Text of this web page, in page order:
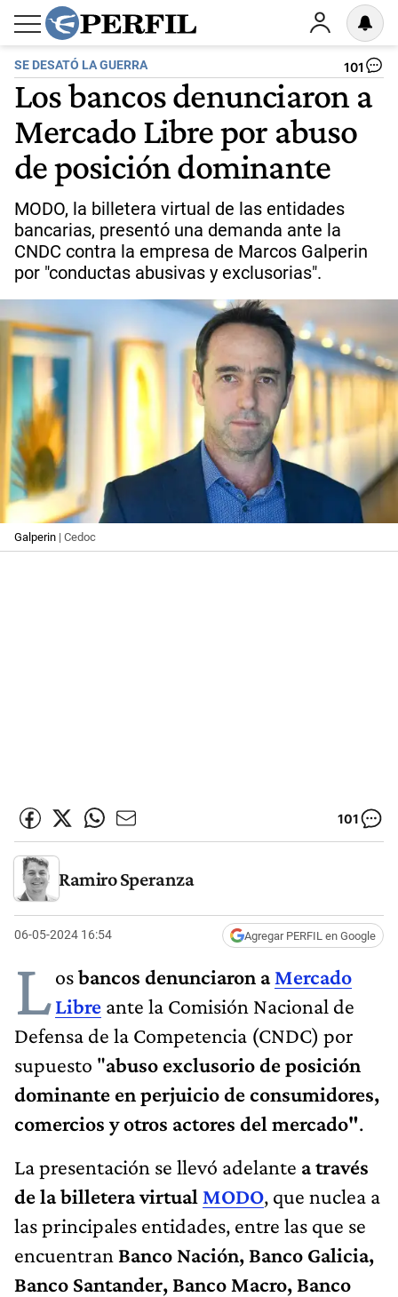
SE DESATÓ LA GUERRA 101
Los bancos denunciaron a
Mercado Libre por abuso
de posición dominante
MODO, la billetera virtual de las entidades
bancarias, presentó una demanda ante la
CNDC contra la empresa de Marcos Galperin
por "conductas abusivas y exclusorias".
Galperin | Cedoc
101
Ramiro Speranza
06-05-2024 16:54 Agregar PERFIL en Google
Losbancos denunciaron aMercado
Libre ante la Comisión Nacional de
Defensa de la Competencia (CNDC) por
supuesto "abuso exclusorio de posición
dominante en perjuicio de consumidores,
comercios y otros actores del mercado".
La presentación se llevó adelante a través
de la billetera virtual MODO, que nuclea a
las principales entidades, entre las que se
encuentran Banco Nación, Banco Galicia,
Banco Santander, Banco Macro, Banco